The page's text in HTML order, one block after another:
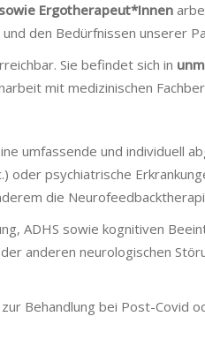
Ergotherapeut*Innen
den Bedürfnissen unserer
Sie befindet sich in
mit medizinischen
umfassende und individuell
oder psychiatrische
die
ADHS sowie kognitiven
anderen neurologischen
Behandlung bei Post-Covid